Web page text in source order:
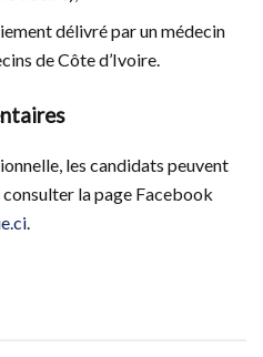
délivré par un médecin
de Côte d’Ivoire.
les candidats peuvent
la page Facebook
.